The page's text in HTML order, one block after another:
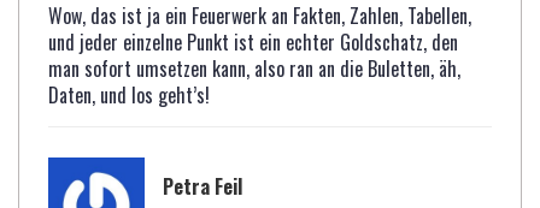
Wow, das ist ja ein Feuerwerk an Fakten, Zahlen, Tabellen,
und jeder einzelne Punkt ist ein echter Goldschatz, den
man sofort umsetzen kann, also ran an die Buletten, äh,
Daten, und los geht’s!
Petra Feil